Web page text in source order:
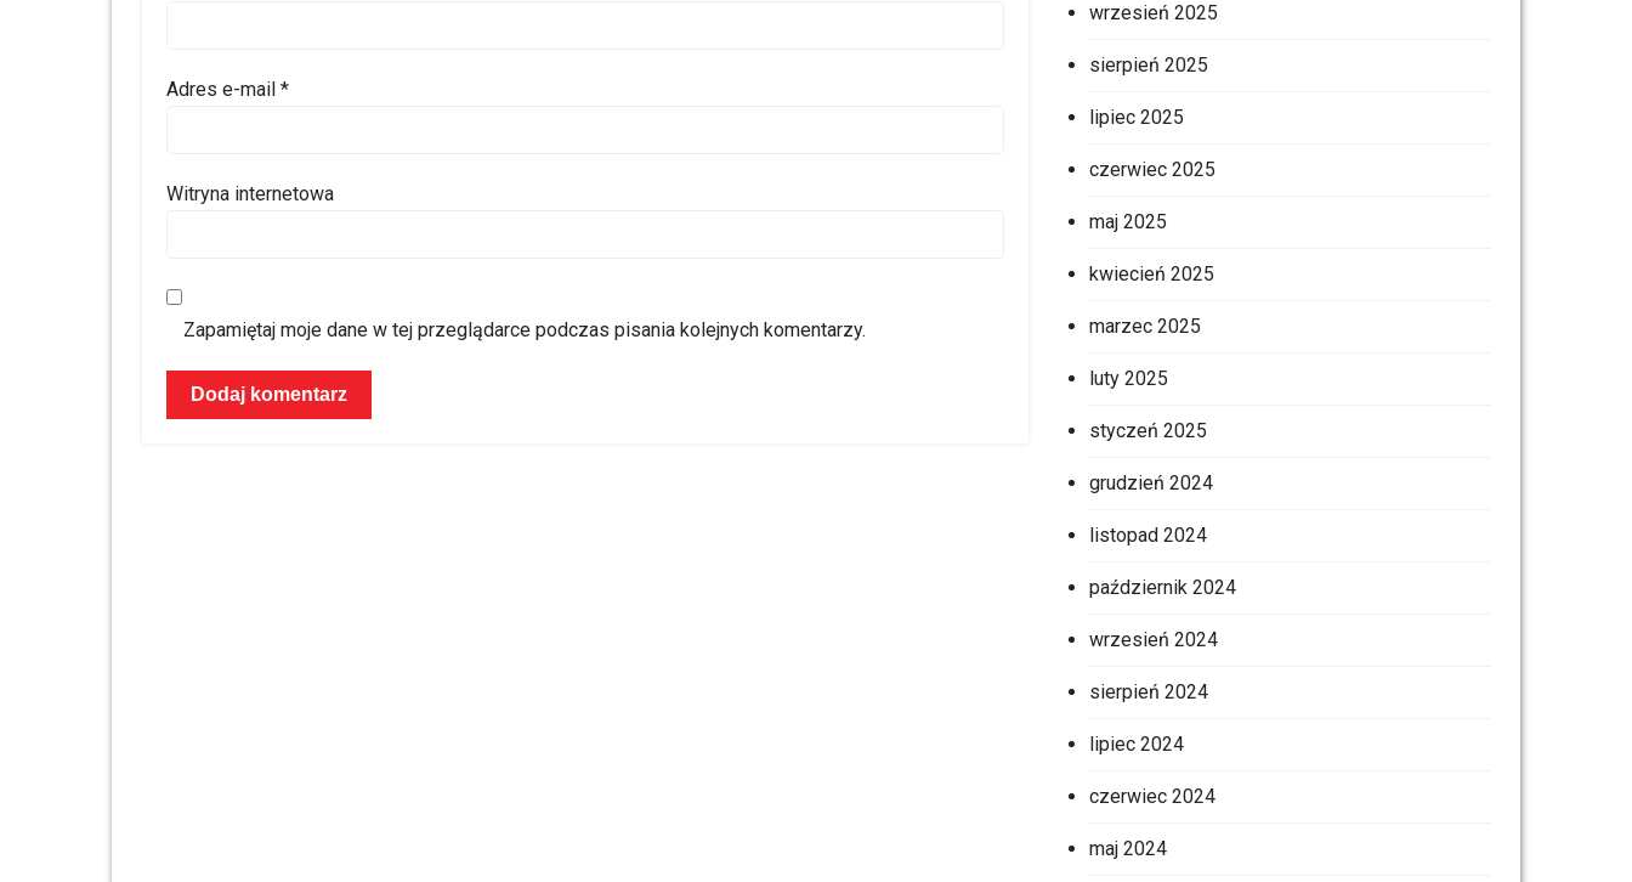
Adres e-mail *
Witryna internetowa
Zapamiętaj moje dane w tej przeglądarce podczas pisania kolejnych komentarzy.
wrzesień 2025
sierpień 2025
lipiec 2025
czerwiec 2025
maj 2025
kwiecień 2025
marzec 2025
luty 2025
styczeń 2025
grudzień 2024
listopad 2024
październik 2024
wrzesień 2024
sierpień 2024
lipiec 2024
czerwiec 2024
maj 2024